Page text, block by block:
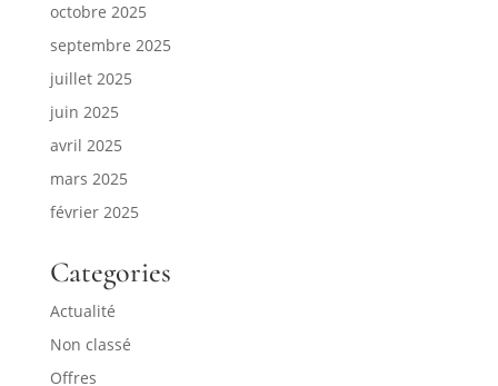
octobre 2025
septembre 2025
juillet 2025
juin 2025
avril 2025
mars 2025
février 2025
Categories
Actualité
Non classé
Offres